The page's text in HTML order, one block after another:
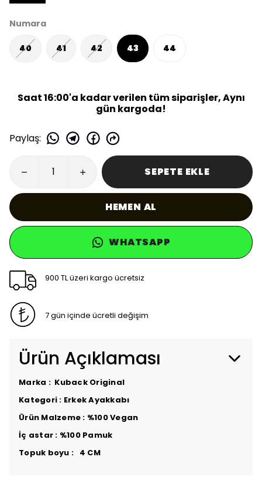
Numara
40 41 42 43 44
Saat 16:00'a kadar verilen tüm siparişler, Aynı
gün kargoda!
Paylaş:
SEPETE EKLE
HEMEN AL
WHATSAPP
900 TL üzeri kargo ücretsiz
7 gün içinde ücretli değişim
Ürün Açıklaması
Marka : Kuback Original
Kategori : Erkek Ayakkabı
Ürün Malzeme : %100 Vegan
İç astar : %100 Pamuk
Topuk boyu : 4 CM